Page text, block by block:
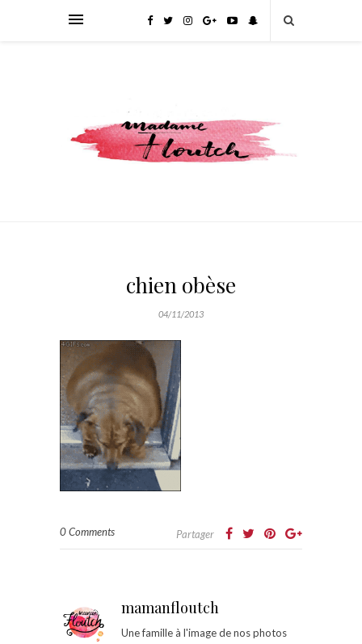
chien obèse
04/11/2013
0 Comments Partager
mamanfloutch
Une famille à l'image de nos photos